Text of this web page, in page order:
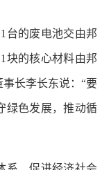
的废电池交由邦
块的核心材料由邦
长李长东说：“要
绿色发展，推动循